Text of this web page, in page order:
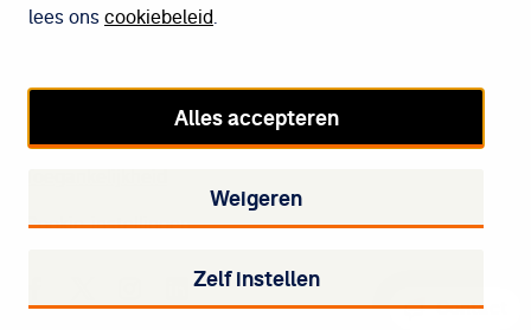
lees ons cookiebeleid
Alles accepteren
Weigeren
Zelf instellen
Contact
Cookie-instellingen
Staedion op Facebook
Staedion op Twitter
Staedion op Instagram
Staedion op LinkedIn